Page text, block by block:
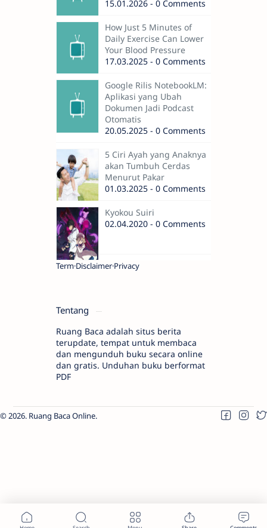
15.01.2026 - 0 Comments
How Just 5 Minutes of
Daily Exercise Can Lower
Your Blood Pressure
17.03.2025 - 0 Comments
Google Rilis NotebookLM:
Aplikasi yang Ubah
Dokumen Jadi Podcast
Otomatis
20.05.2025 - 0 Comments
5 Ciri Ayah yang Anaknya
akan Tumbuh Cerdas
Menurut Pakar
01.03.2025 - 0 Comments
Kyokou Suiri
02.04.2020 - 0 Comments
Term Disclaimer Privacy
Tentang
Ruang Baca adalah situs berita
terupdate, tempat untuk membaca
dan mengunduh buku secara online
dan gratis. Unduhan buku berformat
PDF
2026. Ruang Baca Online.